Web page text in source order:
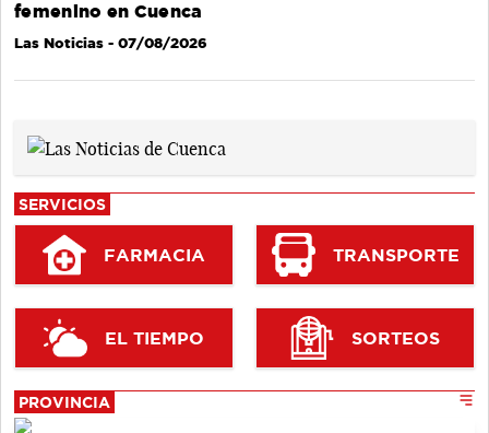
femenino en Cuenca
Las Noticias - 07/08/2026
SERVICIOS
FARMACIA TRANSPORTE
EL TIEMPO SORTEOS
PROVINCIA